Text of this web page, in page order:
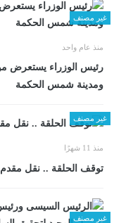
غير مصنف
منذ عام واحد
رئيس الوزراء يستعرض
ومدينة شمس الحكمة
غير مصنف
منذ 11 شهرًا
توقف الحلقة .. نقل مقدم برنامج 90 دقيقة إلى
غير مصنف